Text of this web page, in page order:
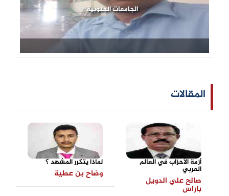
الجامعات الجنوبية
المقالات
أزمة الأحزاب في العالم
العربي
صالح علي الدويل
باراس
لماذا يتكرر المشهد ؟
وضاح بن عطية